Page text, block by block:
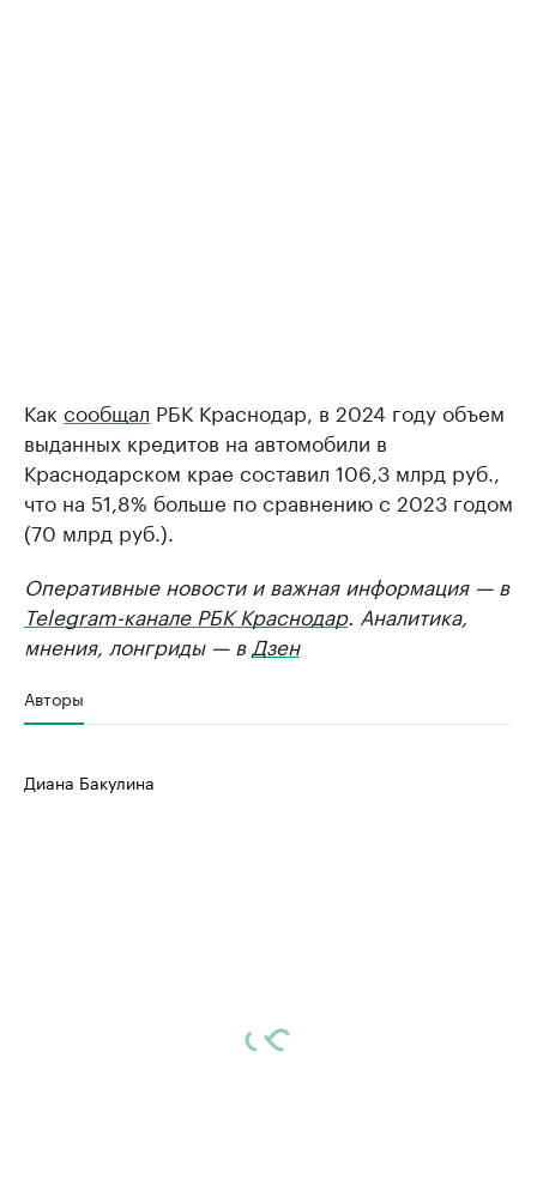
Как сообщал РБК Краснодар, в 2024 году объем
выданных кредитов на автомобили в
Краснодарском крае составил 106,3 млрд руб.,
что на 51,8% больше по сравнению с 2023 годом
(70 млрд руб.).
Оперативные новости и важная информация — в
Telegram-канале РБК Краснодар. Аналитика,
мнения, лонгриды — в Дзен
Авторы
Диана Бакулина